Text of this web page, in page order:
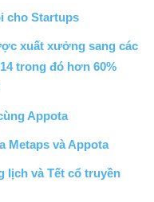
cho Startups
xuất xưởng sang các
trong đó hơn 60%
Appota
Metaps và Appota
lịch và Tết cổ truyền